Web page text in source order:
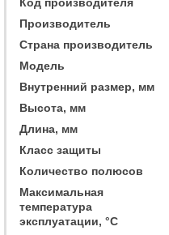
Производитель
Страна производитель
Модель
Внутренний размер, мм
Высота, мм
Длина, мм
Класс защиты
Количество полюсов
Максимальная
температура
эксплуатации, °C